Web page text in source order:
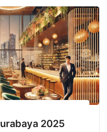
serta mengelola
teknologi baru tidak
dan efisiensi, […]
2025